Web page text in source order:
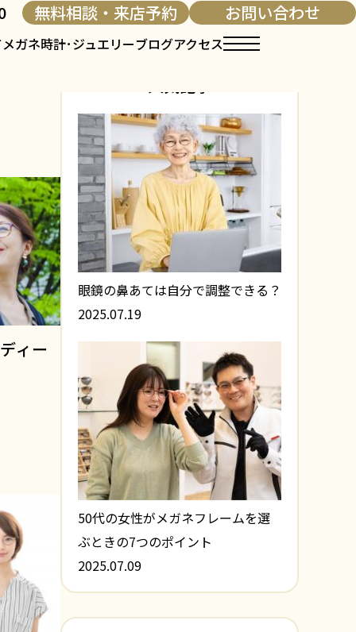
無料相談・来店予約 お問い合わせ
メガネ時計･ジュエリーブログアクセス
ィー
眼鏡の鼻あては自分で調整できる？
2025.07.19
50代の女性がメガネフレームを選
ぶときの7つのポイント
2025.07.09